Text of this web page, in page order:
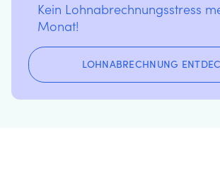
Kein Lohnabrechnungsstress
Monat!
LOHNABRECHNUNG